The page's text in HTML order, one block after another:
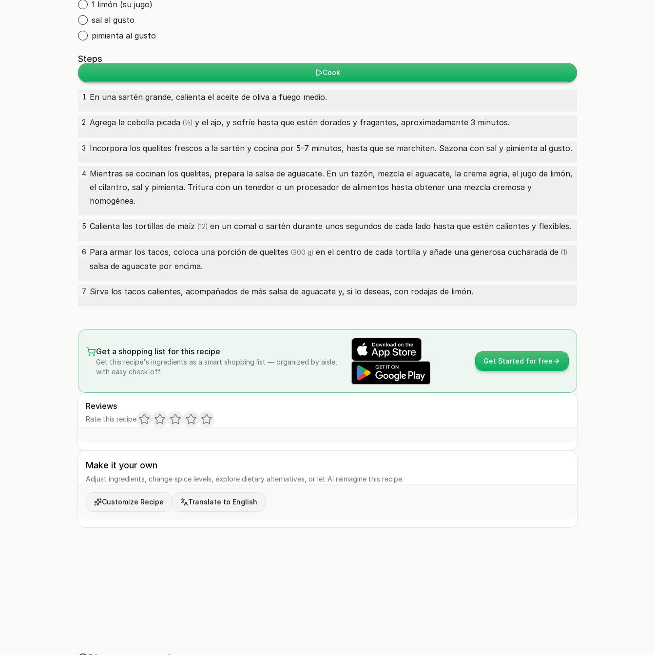
1 limón (su jugo)
sal al gusto
pimienta al gusto
Steps
Cook
1 En una sartén grande, calienta el aceite de oliva a fuego medio.
2 Agrega la cebolla picada (½) y el ajo, y sofríe hasta que estén dorados y fragantes, aproximadamente 3 minutos.
3 Incorpora los quelites frescos a la sartén y cocina por 5-7 minutos, hasta que se marchiten. Sazona con sal y pimienta al gusto.
4 Mientras se cocinan los quelites, prepara la salsa de aguacate. En un tazón, mezcla el aguacate, la crema agria, el jugo de limón,
el cilantro, sal y pimienta. Tritura con un tenedor o un procesador de alimentos hasta obtener una mezcla cremosa y
homogénea.
5 Calienta las tortillas de maíz (12) en un comal o sartén durante unos segundos de cada lado hasta que estén calientes y flexibles.
6 Para armar los tacos, coloca una porción de quelites (300 g) en el centro de cada tortilla y añade una generosa cucharada de (1)
salsa de aguacate por encima.
7 Sirve los tacos calientes, acompañados de más salsa de aguacate y, si lo deseas, con rodajas de limón.
Get a shopping list for this recipe
Get this recipe's ingredients as a smart shopping list — organized by aisle,
with easy check-off.
Get Started for free
Reviews
Rate this recipe
Make it your own
Adjust ingredients, change spice levels, explore dietary alternatives, or let AI reimagine this recipe.
Customize Recipe Translate to English